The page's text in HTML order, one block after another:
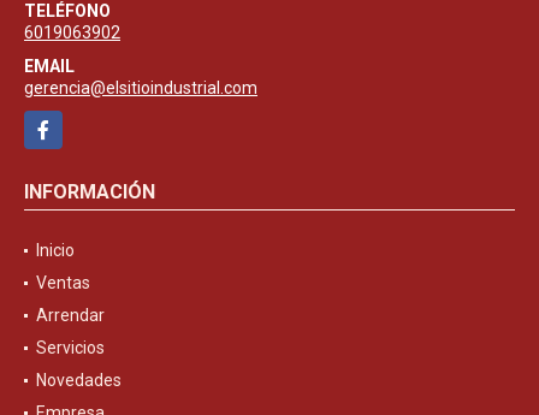
TELÉFONO
6019063902
EMAIL
gerencia@elsitioindustrial.com
Facebook
INFORMACIÓN
Inicio
Ventas
Arrendar
Servicios
Novedades